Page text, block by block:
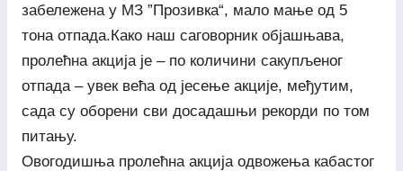
забележена у МЗ ”Прозивка“, мало мање од 5
тона отпада.Како наш саговорник објашњава,
пролећна акција је – по количини сакупљеног
отпада – увек већа од јесење акције, међутим,
сада су оборени сви досадашњи рекорди по том
питању.
Овогодишња пролећна акција одвожења кабастог